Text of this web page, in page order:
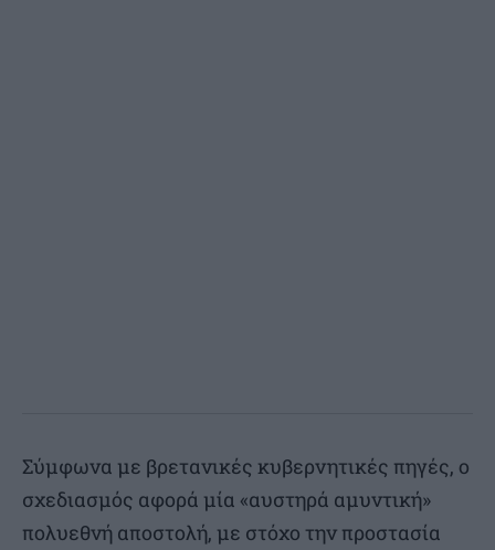
Σύμφωνα με βρετανικές κυβερνητικές πηγές, ο
σχεδιασμός αφορά μία «αυστηρά αμυντική»
πολυεθνή αποστολή, με στόχο την προστασία